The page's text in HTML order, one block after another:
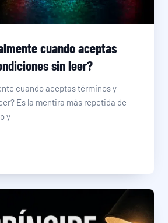
cuando aceptas
sin leer?
cuando aceptas términos y
Es la mentira más repetida de
y